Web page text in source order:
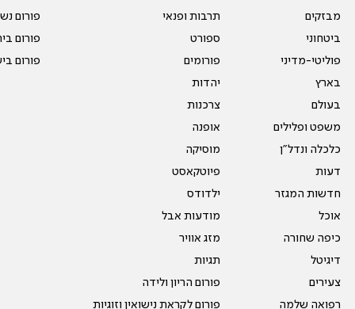
מבזקים
ביטחוני
פוליטי-מדיני
בארץ
בעולם
משפט ופלילים
כלכלה ונדל"ן
דעות
חדשות המגזר
אוכל
כיפה שחורה
דיגיטל
צעירים
רפואה שלמה
תרבות ופנאי
ספורט
פורומים
יהדות
צרכנות
אופנה
מוסיקה
פיוטקאסט
ילדודס
מודעות אבל
מזג אוויר
תגיות
פורום הריון ולידה
פורום לקראת נישואין וזוגיות
פורום
פורום
פורום